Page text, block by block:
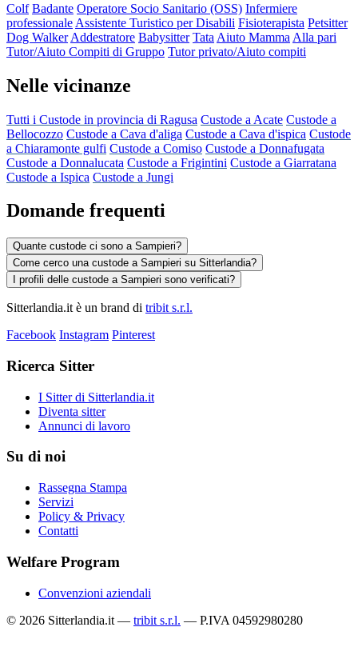
Colf Badante Operatore Socio Sanitario (OSS) Infermiere
professionale Assistente Turistico per Disabili Fisioterapista Petsitter
Dog Walker Addestratore Babysitter Tata Aiuto Mamma Alla pari
Tutor/Aiuto Compiti di Gruppo Tutor privato/Aiuto compiti
Nelle vicinanze
Tutti i Custode in provincia di Ragusa Custode a Acate Custode a
Bellocozzo Custode a Cava d'aliga Custode a Cava d'ispica Custode
a Chiaramonte gulfi Custode a Comiso Custode a Donnafugata
Custode a Donnalucata Custode a Frigintini Custode a Giarratana
Custode a Ispica Custode a Jungi
Domande frequenti
Quante custode ci sono a Sampieri?
Come cerco una custode a Sampieri su Sitterlandia?
I profili delle custode a Sampieri sono verificati?
Sitterlandia.it è un brand di tribit s.r.l.
Facebook Instagram Pinterest
Ricerca Sitter
I Sitter di Sitterlandia.it
Diventa sitter
Annunci di lavoro
Su di noi
Rassegna Stampa
Servizi
Policy & Privacy
Contatti
Welfare Program
Convenzioni aziendali
© 2026 Sitterlandia.it — tribit s.r.l. — P.IVA 04592980280